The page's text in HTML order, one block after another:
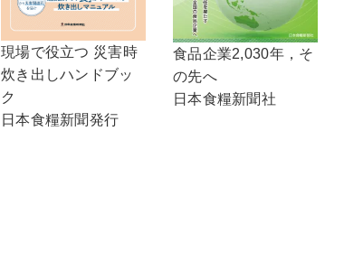
現場で役立つ 災害時
炊き出しハンドブッ
ク
日本食糧新聞発行
食品企業2,030年，そ
の先へ
日本食糧新聞社